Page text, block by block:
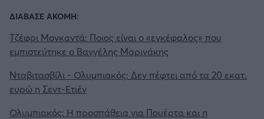
ΔΙΑΒΑΣΕ ΑΚΟΜΗ:
Τζέφρι Μονκαντά: Ποιος είναι ο «εγκέφαλος» που
εμπιστεύτηκε ο Βαγγέλης Μαρινάκης
Νταβιτασβίλι - Ολυμπιακός: Δεν πέφτει από τα 20 εκατ.
ευρώ η Σεντ-Ετιέν
Ολυμπιακός: Η προσπάθεια για Πουέρτα και η